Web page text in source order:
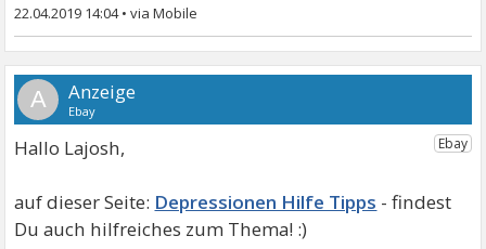
22.04.2019 14:04•
A
Hallo Lajosh,
Depressionen Hilfe Tipps